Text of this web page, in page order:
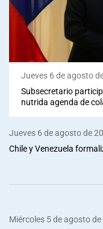
Jueves 6 de agosto
Subsecretario
nutrida agenda de
Jueves 6 de agosto de
Chile y Venezuela
Miércoles 5 de agosto